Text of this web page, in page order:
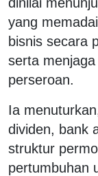
yang
bisnis secara
serta
perseroan.
Ia
dividen, bank
struktur
pertumbuhan